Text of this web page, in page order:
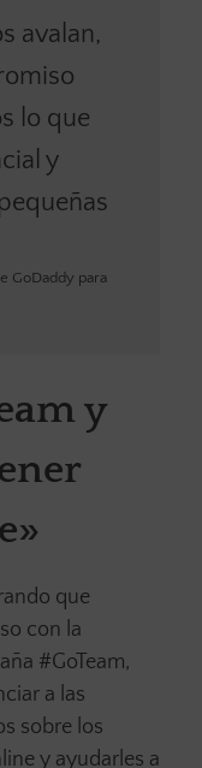
avalan,
lo que
y
GoDaddy para
y
que
con la
#GoTeam,
a las
sobre los
y ayudarles a